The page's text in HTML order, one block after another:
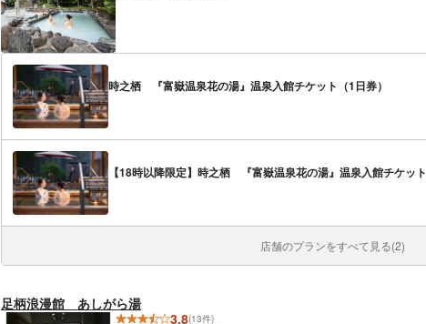
時之栖 『富嶽温泉花の湯』温泉入館チケット（1日券）
【18時以降限定】時之栖 『富嶽温泉花の湯』温泉入館チケット
店舗のプランをすべて見る(2)
足柄浪漫館 あしがら湯
3.8(13件)